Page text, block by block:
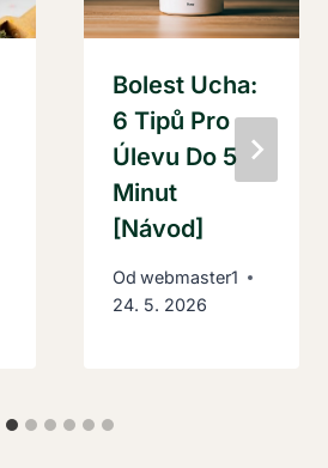
Bolest Ucha:
6 Tipů Pro
Úlevu Do 5
Minut
[Návod]
Od webmaster1
24. 5. 2026